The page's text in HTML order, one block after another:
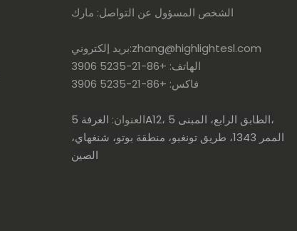
الشخص المسؤول عن التواصل: مارك
بريد إلكتروني:zhang@highlightesl.com
الهاتف: +86-21-5235 3906
فاكس: +86-21-5235 3906
العنوان:
الغرفة 5A12، الطابق الرابع، المبنى 5،
الممر 1343، طريق تونغبو، منطقة بوتو، شنغهاي،
الصين